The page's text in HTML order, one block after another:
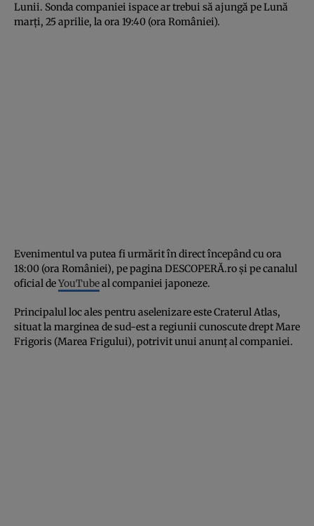
Lunii. Sonda companiei ispace ar trebui să ajungă pe Lună
marți, 25 aprilie, la ora 19:40 (ora României).
Evenimentul va putea fi urmărit în direct începând cu ora
18:00 (ora României), pe pagina DESCOPERĂ.ro și pe canalul
oficial deYouTubeal companiei japoneze.
Principalul loc ales pentru aselenizare este Craterul Atlas,
situat la marginea de sud-est a regiunii cunoscute drept Mare
Frigoris (Marea Frigului), potrivit unui anunț al companiei.